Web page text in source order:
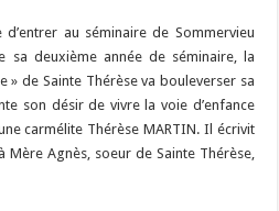
au séminaire de Sommervieu
sa deuxième année de séminaire, la
» de Sainte Thérèse va bouleverser sa
son désir de vivre la voie d’enfance
carmélite Thérèse MARTIN. Il écrivit
Agnès, soeur de Sainte Thérèse,